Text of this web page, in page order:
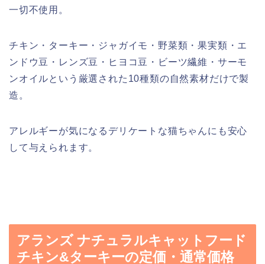
一切不使用。
チキン・ターキー・ジャガイモ・野菜類・果実類・エ
ンドウ豆・レンズ豆・ヒヨコ豆・ビーツ繊維・サーモ
ンオイルという厳選された10種類の自然素材だけで製
造。
アレルギーが気になるデリケートな猫ちゃんにも安心
して与えられます。
アランズ ナチュラルキャットフード
チキン&ターキーの定価・通常価格